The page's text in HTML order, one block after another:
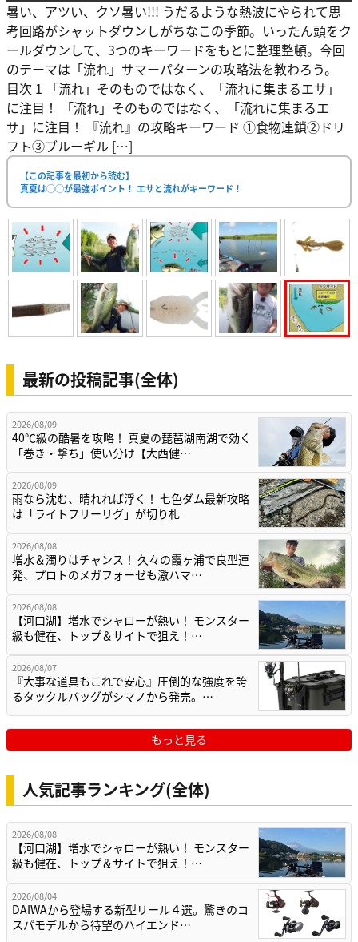
暑い、アツい、クソ暑い!!! うだるような熱波にやられて思
考回路がシャットダウンしがちなこの季節。いったん頭をク
ールダウンして、3つのキーワードをもとに整理整頓。今回
のテーマは「流れ」サマーパターンの攻略法を教わろう。
目次 1 「流れ」そのものではなく、「流れに集まるエサ」
に注目！ 「流れ」そのものではなく、「流れに集まるエ
サ」に注目！ 『流れ』の攻略キーワード ①食物連鎖②ドリ
フト③ブルーギル […]
【この記事を最初から読む】
真夏は◯◯が最強ポイント！ エサと流れがキーワード！
最新の投稿記事(全体)
2026/08/09
40℃級の酷暑を攻略！ 真夏の琵琶湖南湖で効く
「巻き・撃ち」使い分け【大西健…
2026/08/09
雨なら沈む、晴れれば浮く！ 七色ダム最新攻略
は「ライトフリーリグ」が切り札
2026/08/08
増水＆濁りはチャンス！ 久々の霞ヶ浦で良型連
発、プロトのメガフォーゼも激ハマ…
2026/08/08
【河口湖】増水でシャローが熱い！ モンスター
級も健在、トップ＆サイトで狙え！…
2026/08/07
『大事な道具もこれで安心』圧倒的な強度を誇
るタックルバッグがシマノから発売。…
もっと見る
人気記事ランキング(全体)
2026/08/08
【河口湖】増水でシャローが熱い！ モンスター
級も健在、トップ＆サイトで狙え！…
2026/08/04
DAIWAから登場する新型リール４選。驚きのコ
スパモデルから待望のハイエンド…